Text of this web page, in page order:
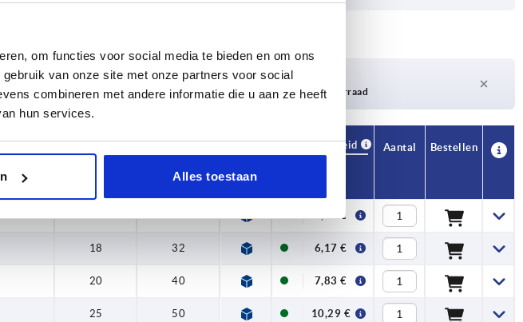
om functies voor social media te bieden en om ons
van onze site met onze partners voor social
combineren met andere informatie die u aan ze heeft
hun services.
Alles toestaan
20 40
1-3 dagen
Levertijd op aanvraag
4-20 dagen
Momenteel niet op voorraad
Beschikbaarheid
Aantal Bestellen
4,94 €
18 32 6,17 €
20 40 7,83 €
25 50 10,29 €